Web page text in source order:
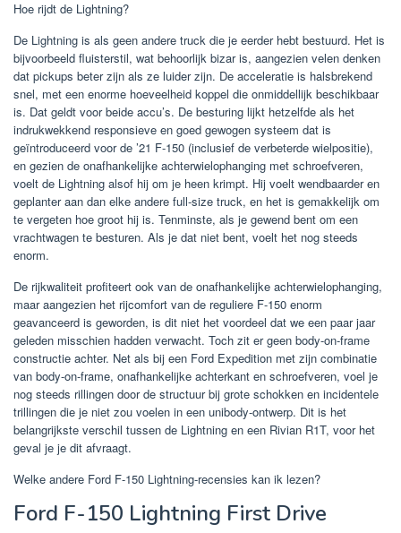
Hoe rijdt de Lightning?
De Lightning is als geen andere truck die je eerder hebt bestuurd. Het is
bijvoorbeeld fluisterstil, wat behoorlijk bizar is, aangezien velen denken
dat pickups beter zijn als ze luider zijn. De acceleratie is halsbrekend
snel, met een enorme hoeveelheid koppel die onmiddellijk beschikbaar
is. Dat geldt voor beide accu’s. De besturing lijkt hetzelfde als het
indrukwekkend responsieve en goed gewogen systeem dat is
geïntroduceerd voor de ’21 F-150 (inclusief de verbeterde wielpositie),
en gezien de onafhankelijke achterwielophanging met schroefveren,
voelt de Lightning alsof hij om je heen krimpt. Hij voelt wendbaarder en
geplanter aan dan elke andere full-size truck, en het is gemakkelijk om
te vergeten hoe groot hij is. Tenminste, als je gewend bent om een ​​
vrachtwagen te besturen. Als je dat niet bent, voelt het nog steeds
enorm.
De rijkwaliteit profiteert ook van de onafhankelijke achterwielophanging,
maar aangezien het rijcomfort van de reguliere F-150 enorm
geavanceerd is geworden, is dit niet het voordeel dat we een paar jaar
geleden misschien hadden verwacht. Toch zit er geen body-on-frame
constructie achter. Net als bij een Ford Expedition met zijn combinatie
van body-on-frame, onafhankelijke achterkant en schroefveren, voel je
nog steeds rillingen door de structuur bij grote schokken en incidentele
trillingen die je niet zou voelen in een unibody-ontwerp. Dit is het
belangrijkste verschil tussen de Lightning en een Rivian R1T, voor het
geval je je dit afvraagt.
Welke andere Ford F-150 Lightning-recensies kan ik lezen?
Ford F-150 Lightning First Drive